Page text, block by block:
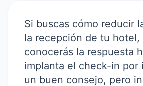
Si buscas cómo reducir
la recepción de tu hotel,
conocerás la respuesta
implanta el check-in por
un buen consejo, pero